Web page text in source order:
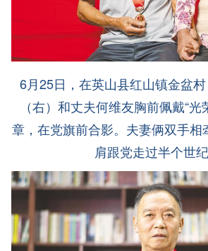
6月25日，在英山县红山镇金盆
（右）和丈夫何维友胸前佩戴“
章，在党旗前合影。夫妻俩双手相
肩跟党走过半个世纪